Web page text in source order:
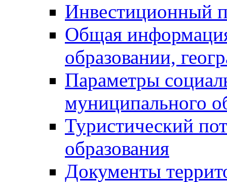
Инвестиционный
Общая
образовании,
Параметры
муниципального
Туристический
образования
Документы